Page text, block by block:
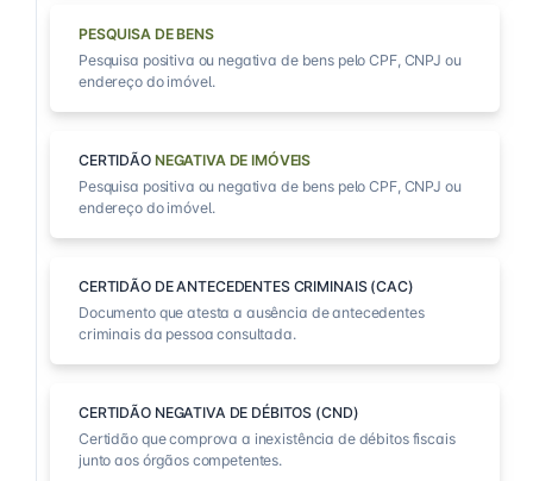
PESQUISA DE BENS
Pesquisa positiva ou negativa de bens pelo CPF, CNPJ ou
endereço do imóvel.
CERTIDÃO NEGATIVA DE IMÓVEIS
Pesquisa positiva ou negativa de bens pelo CPF, CNPJ ou
endereço do imóvel.
CERTIDÃO DE ANTECEDENTES CRIMINAIS (CAC)
Documento que atesta a ausência de antecedentes
criminais da pessoa consultada.
CERTIDÃO NEGATIVA DE DÉBITOS (CND)
Certidão que comprova a inexistência de débitos fiscais
junto aos órgãos competentes.